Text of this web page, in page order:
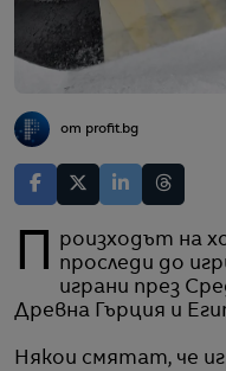
от profit.bg
Произходът на хокея на лед може да се
проследи до
играни през
Древна Гърция и
Някои смятат, че